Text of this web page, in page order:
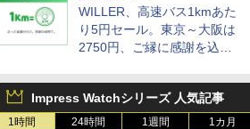
WILLER、高速バス1kmあた
り5円セール。東京～大阪は
2750円、ご縁に感謝を込め
Impress Watchシリーズ 人気記事
1時間 24時間 1週間 1カ月